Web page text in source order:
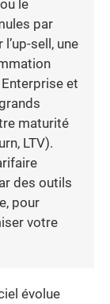
le
par
sell, une
et
maturité
LTV).
des outils
pour
votre
évolue